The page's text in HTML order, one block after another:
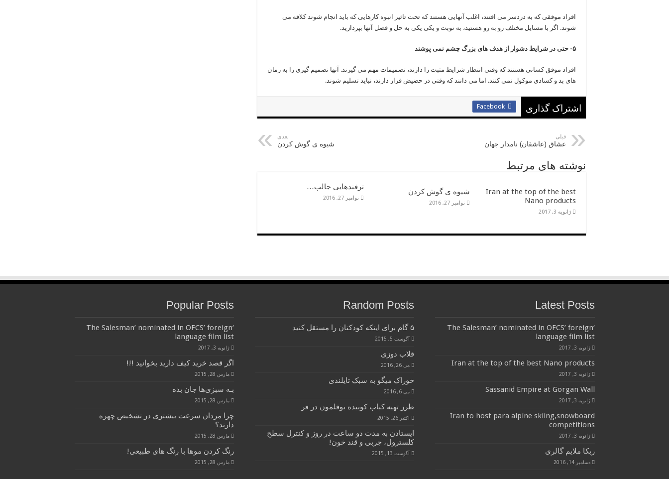
افراد موفقی که به دردسر می افتند، اغلب آنهایی هستند که تحت تاثیر انبوه کارهایی که باید انجام شوند کلافه می
شوند. اگر با مسایل مختلف رو به رو هستید، به نوبت و یکی یکی به حل و فصل آنها بپردازید.
۵- حتی در شرایط دشوار از هدف های بزرگ چشم نمی پوشند
افراد موفق کسانی هستند که وقتی انتظار شرایط مثبت را دارند، تصمیمات مهم می گیرند. آنها تصمیم گیری را به زمان
های بد و کسادی موکول نمی کنند. اما می دانند که وقتی در حضیض قرار دارند، نباید تسلیم شوند.
اشتراک گذاری Facebook
قبلی
عشاق (عاشقان) نامدار جهان
بعدی
شیوه ی گوش کردن
نوشته های مرتبط
Iran at the top of the best
Nano products
ژانویه 3, 2017
شیوه ی گوش کردن
نوامبر 27, 2016
ترفندهایی جالب…
نوامبر 27, 2016
Latest Posts
‘The Salesman’ nominated in OFCS’ foreign
language film list
ژانویه 3, 2017
Iran at the top of the best Nano products
ژانویه 3, 2017
Sassanid Empire at Gorgan Wall
ژانویه 3, 2017
Iran to host para alpine skiing,snowboard
competitions
ژانویه 3, 2017
ربکا ملایم گالری
دسامبر 14, 2016
Random Posts
۵ گام برای اینکه کودکتان را مستقل کنید
آگوست 5, 2015
قلاب دوزی
می 26, 2016
خوراک میگو به سبک تایلندی
می 6, 2016
طرز تهیه کباب کوبیده بوقلمون در فر
اکتبر 26, 2015
ایستادن به مدت دو ساعت در روز و کنترل سطح
کلسترول، چربی و قند خون!
آگوست 13, 2015
Popular Posts
‘The Salesman’ nominated in OFCS’ foreign
language film list
ژانویه 3, 2017
اگر قصد خرید کیف دارید بخوانید !!!
مارس 28, 2015
بـه سبزی‌ها جان بده
مارس 28, 2015
چرا مردان سرعت بیشتری در تشخیص چهره
دارند؟
مارس 28, 2015
رنگ کردن موها با رنگ های طبیعی!
مارس 28, 2015